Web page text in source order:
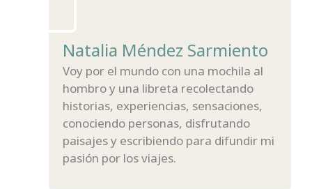
Natalia Méndez Sarmiento
Voy por el mundo con una mochila al
hombro y una libreta recolectando
historias, experiencias, sensaciones,
conociendo personas, disfrutando
paisajes y escribiendo para difundir mi
pasión por los viajes.